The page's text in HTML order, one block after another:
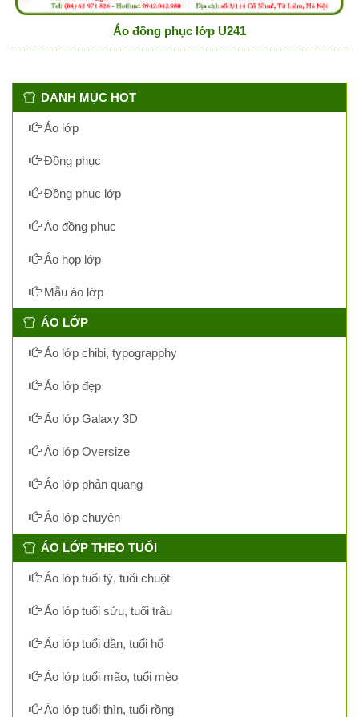
Áo đồng phục lớp U241
DANH MỤC HOT
Áo lớp
Đồng phục
Đồng phục lớp
Áo đồng phục
Áo họp lớp
Mẫu áo lớp
ÁO LỚP
Áo lớp chibi, typograpphy
Áo lớp đẹp
Áo lớp Galaxy 3D
Áo lớp Oversize
Áo lớp phản quang
Áo lớp chuyên
ÁO LỚP THEO TUỔI
Áo lớp tuổi tý, tuổi chuột
Áo lớp tuổi sửu, tuổi trâu
Áo lớp tuổi dần, tuổi hổ
Áo lớp tuổi mão, tuổi mèo
Áo lớp tuổi thìn, tuổi rồng